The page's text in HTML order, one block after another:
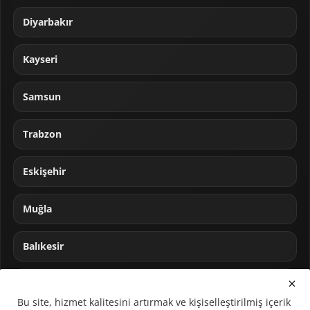
Diyarbakır
Kayseri
Samsun
Trabzon
Eskişehir
Muğla
Balıkesir
Bu site, hizmet kalitesini artırmak ve kişiselleştirilmiş içerik